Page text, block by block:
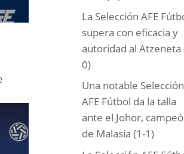
La Selección AFE
supera con eficacia y
autoridad al Atzeneta
0)
Una notable Selección
AFE Fútbol da la talla
ante el Johor,
de Malasia (1-1)